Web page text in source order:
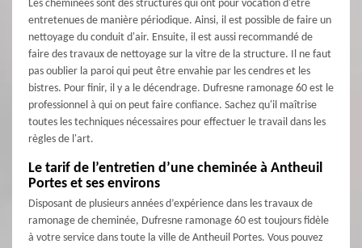
Les cheminées sont des structures qui ont pour vocation d'être
entretenues de manière périodique. Ainsi, il est possible de faire un
nettoyage du conduit d'air. Ensuite, il est aussi recommandé de
faire des travaux de nettoyage sur la vitre de la structure. Il ne faut
pas oublier la paroi qui peut être envahie par les cendres et les
bistres. Pour finir, il y a le décendrage. Dufresne ramonage 60 est le
professionnel à qui on peut faire confiance. Sachez qu'il maîtrise
toutes les techniques nécessaires pour effectuer le travail dans les
règles de l'art.
Le tarif de l’entretien d’une cheminée à Antheuil
Portes et ses environs
Disposant de plusieurs années d’expérience dans les travaux de
ramonage de cheminée, Dufresne ramonage 60 est toujours fidèle
à votre service dans toute la ville de Antheuil Portes. Vous pouvez